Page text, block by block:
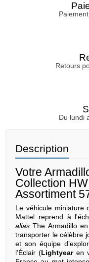
Retours
Du lundi
Description
Votre
Collection
Assortiment
Le véhicule miniature
Mattel reprend à
alias The Armadillo
transporter le célèbre
et son équipe
l’Éclair (Lightyearen